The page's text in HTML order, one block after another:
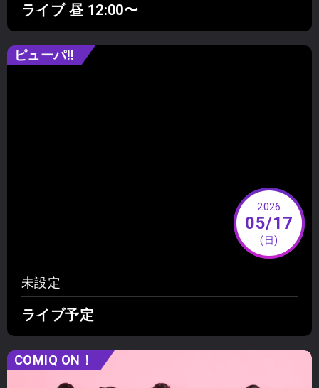
ライブ 昼 12:00〜
ピューパ‼︎
2026
05/17
(日)
未設定
ライブ予定
COMIQ ON！